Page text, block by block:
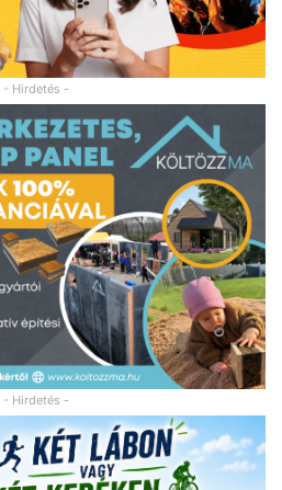
- Hirdetés -
- Hirdetés -